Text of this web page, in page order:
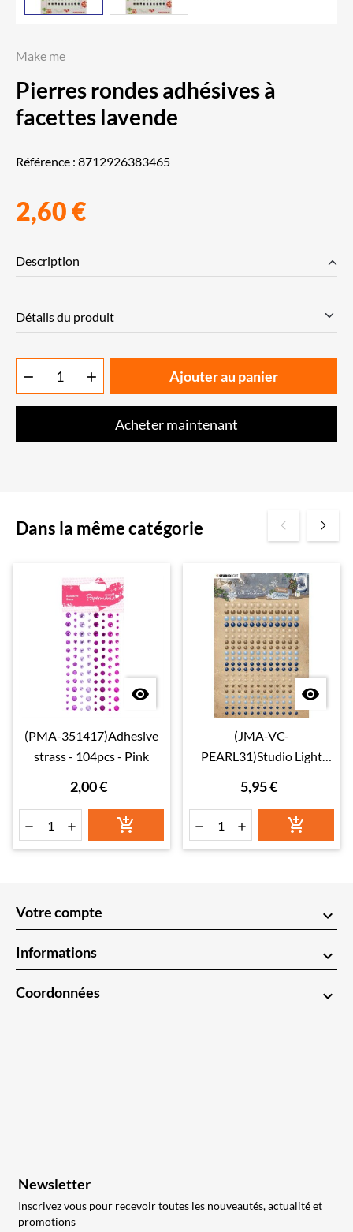
Make me
Pierres rondes adhésives à
facettes lavende
Référence : 8712926383465
2,60 €
Description
Détails du produit
  Ajouter au panier
Acheter maintenant
Dans la même catégorie

(PMA-351417)Adhesive
strass - 104pcs - Pink
2,00 €
  

(JMA-VC-
PEARL31)Studio Light
Christmas nr.31
5,95 €
  
Votre compte keyboard_arrow_down
Informations keyboard_arrow_down
Coordonnées keyboard_arrow_down
Newsletter
Inscrivez vous pour recevoir toutes les nouveautés, actualité et
promotions